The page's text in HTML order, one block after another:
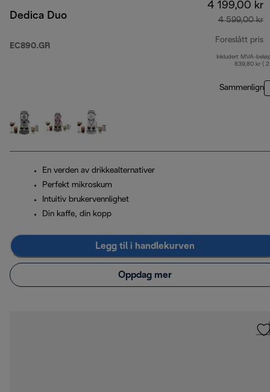
Dedica Duo
EC890.GR
4 199,00 kr
4 599,00 kr
Foreslått pris
Inkludert MVA-
839,80 kr (
Sammenlign
En verden av drikkealternativer
Perfekt mikroskum
Intuitiv brukervennlighet
Din kaffe, din kopp
Legg til i handlekurven
Oppdag mer